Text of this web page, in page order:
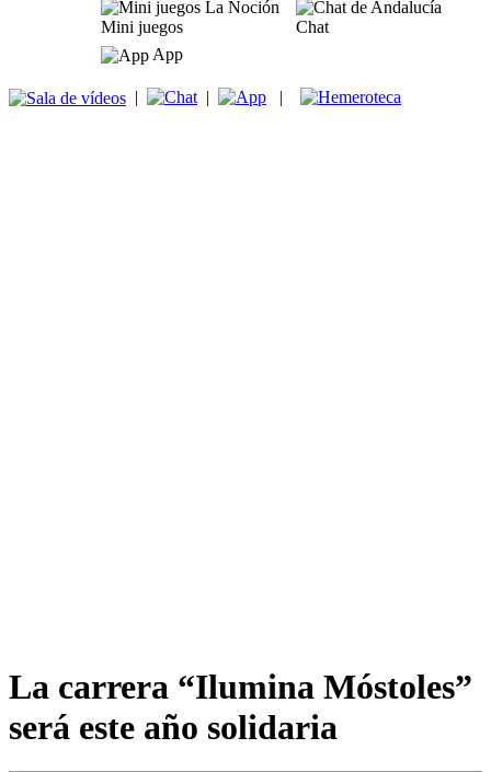
Mini juegos
Chat
App
| | |
La carrera “Ilumina Móstoles”
será este año solidaria